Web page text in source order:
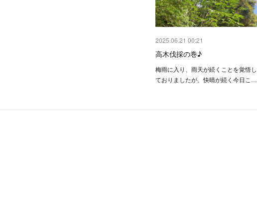
2025.06.21 00:21
高木伐採の巻♪
梅雨に入り、雨天が続くことを覚悟し
ておりましたが、快晴が続く今日こ…